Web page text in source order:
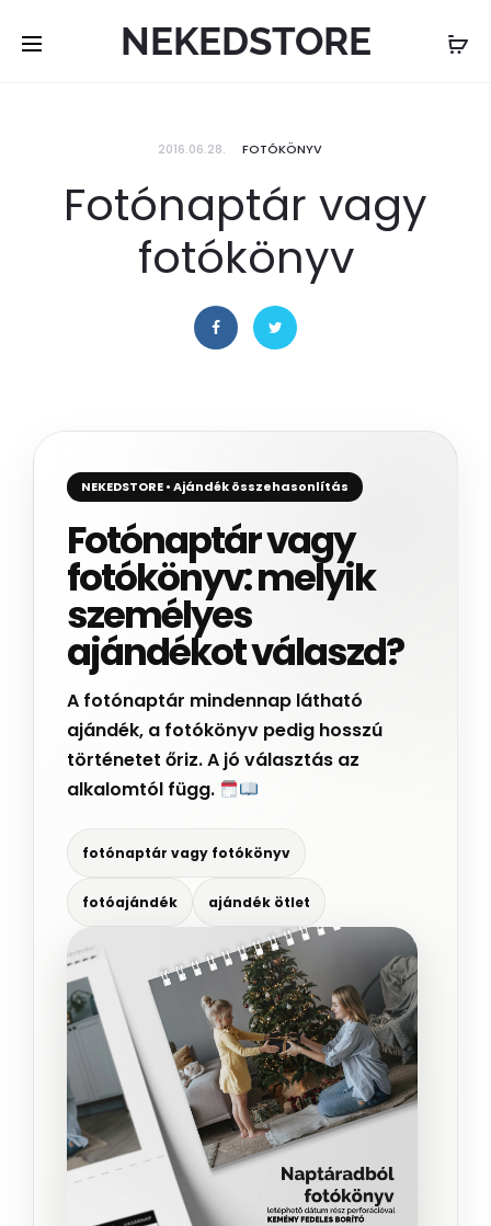
NEKEDSTORE
2016.06.28. FOTÓKÖNYV
Fotónaptár vagy
fotókönyv
NEKEDSTORE • Ajándék összehasonlítás
Fotónaptár vagy
fotókönyv: melyik
személyes
ajándékot válaszd?
A fotónaptár mindennap látható
ajándék, a fotókönyv pedig hosszú
történetet őriz. A jó választás az
alkalomtól függ.
fotónaptár vagy fotókönyv
fotóajándék ajándék ötlet